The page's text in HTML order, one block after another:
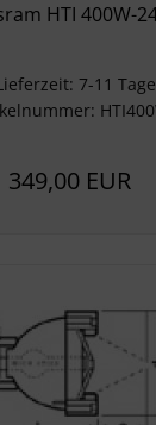
HTI 400W-
7-11
349,00 EUR